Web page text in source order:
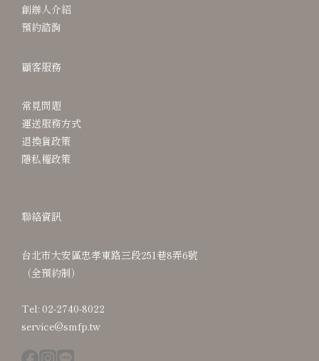
創辦人介紹
預約諮詢
顧客服務
常見問題
運送服務方式
退換貨政策
隱私權政策
聯絡資訊
台北市大安區忠孝東路三段251巷8弄6號
（全預約制）
Tel: 02-2740-8022
service@smfp.tw